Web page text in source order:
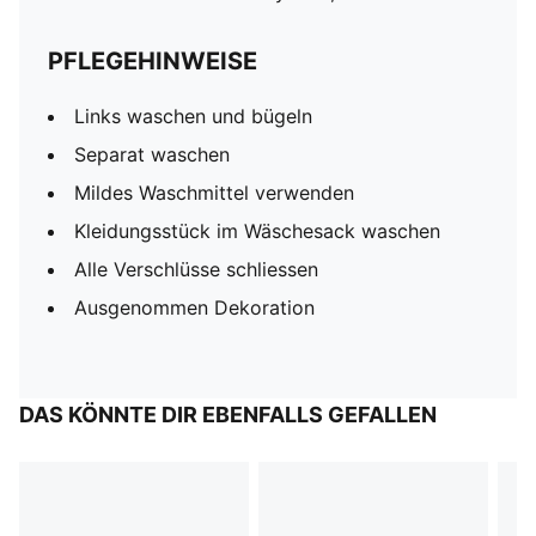
PFLEGEHINWEISE
Links waschen und bügeln
Separat waschen
Mildes Waschmittel verwenden
Kleidungsstück im Wäschesack waschen
Alle Verschlüsse schliessen
Ausgenommen Dekoration
DAS KÖNNTE DIR EBENFALLS GEFALLEN